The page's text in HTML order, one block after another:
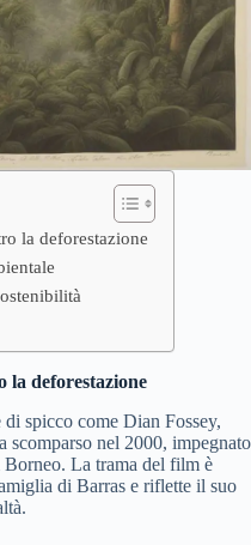
la deforestazione
la deforestazione
spicco come Dian Fossey,
scomparso nel 2000, impegnato
La trama del film è
di Barras e riflette il suo